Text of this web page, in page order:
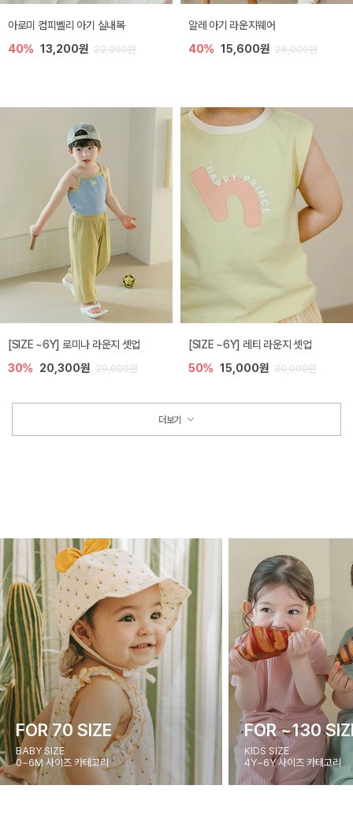
아로미 컴피벨리 아기 실내복
40% 13,200원 22,000원
알레 아기 라운지웨어
40% 15,600원 26,000원
[SIZE ~6Y] 로미나 라운지 셋업
30% 20,300원 29,000원
[SIZE ~6Y] 레티 라운지 셋업
50% 15,000원 30,000원
더보기
FOR 70 SIZE
BABY SIZE
0~6M 사이즈 카테고리
FOR ~130
KIDS SIZE
4Y~6Y 사이즈 카테고리